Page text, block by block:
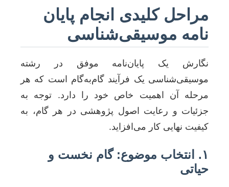
مراحل کلیدی انجام پایان
نامه موسیقی‌شناسی
نگارش یک پایان‌نامه موفق در رشته
موسیقی‌شناسی یک فرآیند گام‌به‌گام است که هر
مرحله آن اهمیت خاص خود را دارد. توجه به
جزئیات و رعایت اصول پژوهشی در هر گام، به
کیفیت نهایی کار می‌افزاید.
۱. انتخاب موضوع: گام نخست و
حیاتی